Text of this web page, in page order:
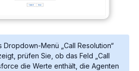
Dropdown-Menü „Call Resolution“
prüfen Sie, ob das Feld „Call
die Werte enthält, die Agenten